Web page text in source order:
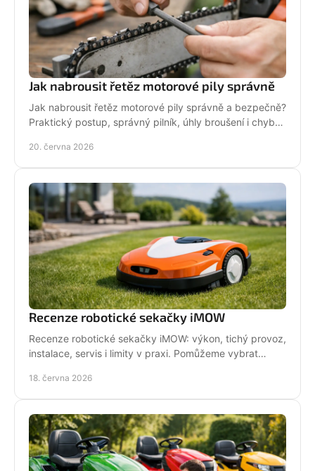
Jak nabrousit řetěz motorové pily správně
Jak nabrousit řetěz motorové pily správně a bezpečně?
Praktický postup, správný pilník, úhly broušení i chyby,
20. června 2026
Recenze robotické sekačky iMOW
Recenze robotické sekačky iMOW: výkon, tichý provoz,
instalace, servis i limity v praxi. Pomůžeme vybrat
18. června 2026